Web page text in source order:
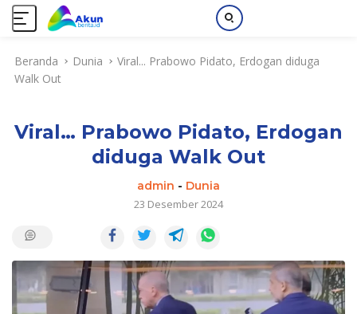
Beranda Dunia
Viral... Prabowo Pidato, Erdogan diduga
Walk Out
Viral… Prabowo Pidato, Erdogan
diduga Walk Out
admin - Dunia
23 Desember 2024